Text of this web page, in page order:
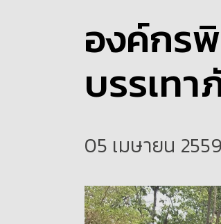
องค์กร
บรรเท
05 เมษายน 2559